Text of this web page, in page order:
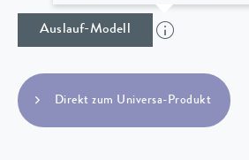
Auslauf-Modell
Direkt zum Universa-Produkt